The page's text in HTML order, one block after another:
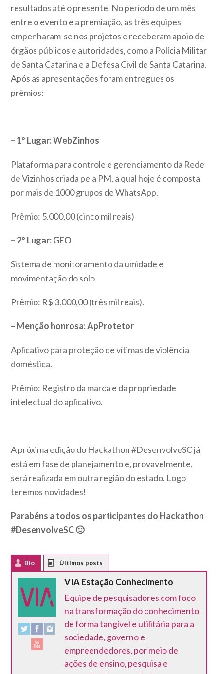
resultados até o presente. No período de um mês
entre o evento e a premiação, as três equipes
empenharam-se nos projetos e receberam apoio de
órgãos públicos e autoridades, como a Polícia Militar
de Santa Catarina e a Defesa Civil de Santa Catarina.
Após as apresentações foram entregues os
prêmios:
– 1º Lugar: WebZinhos
Plataforma para controle e gerenciamento da Rede
de Vizinhos criada pela PM, a qual hoje é composta
por mais de 1000 grupos de WhatsApp.
Prêmio: 5.000,00 (cinco mil reais)
– 2º Lugar: GEO
Sistema de monitoramento da umidade e
movimentação do solo.
Prêmio: R$ 3.000,00 (três mil reais).
– Menção honrosa: ApProtetor
Aplicativo para proteção de vítimas de violência
doméstica.
Prêmio: Registro da marca e da propriedade
intelectual do aplicativo.
A próxima edição do Hackathon #DesenvolveSC já
está em fase de planejamento e, provavelmente,
será realizada em outra região do estado. Logo
teremos novidades!
Parabéns a todos os participantes do Hackathon
#DesenvolveSC🙂
Bio
VIA Estação Conhecimento
Equipe de pesquisadores com foco
na transformação do conhecimento
de forma tangível e utilitária para a
sociedade, governo e
empreendedores, por meio de
ações de ensino, pesquisa e